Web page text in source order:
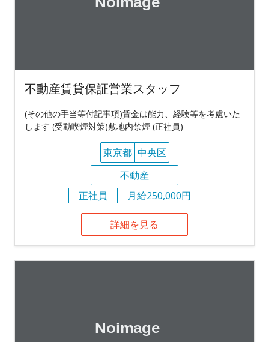
不動産賃貸保証営業スタッフ
(その他の手当等付記事項)賃金は能力、経験等を考慮いた
します (受動喫煙対策)敷地内禁煙 (正社員)
東京都 中央区
不動産
正社員
月給250,000円
詳細を見る